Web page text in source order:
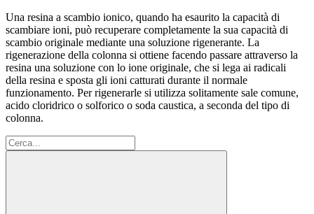
Una resina a scambio ionico, quando ha esaurito la capacità di
scambiare ioni, può recuperare completamente la sua capacità di
scambio originale mediante una soluzione rigenerante. La
rigenerazione della colonna si ottiene facendo passare attraverso la
resina una soluzione con lo ione originale, che si lega ai radicali
della resina e sposta gli ioni catturati durante il normale
funzionamento. Per rigenerarle si utilizza solitamente sale comune,
acido cloridrico o solforico o soda caustica, a seconda del tipo di
colonna.
Cerca: